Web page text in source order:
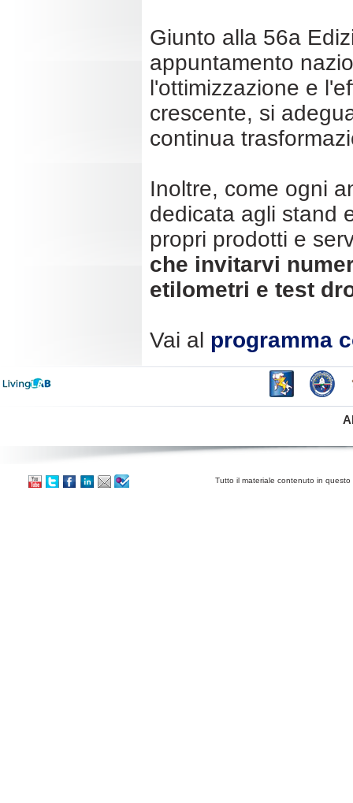
Giunto alla 56a
appuntamento
l'ottimizzazione e
crescente, si
continua
Inoltre, come ogni
dedicata agli stand
propri prodotti e
che invitarvi
etilometri e test
Vai al programma
Tutto il materiale contenuto in